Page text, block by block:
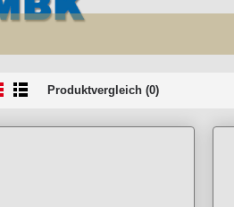
Produktvergleich (0)